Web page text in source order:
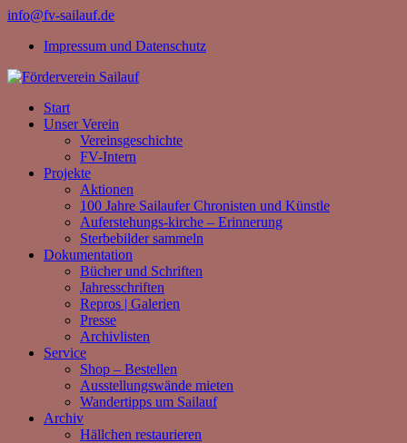
info@fv-sailauf.de
Impressum und Datenschutz
Start
Unser Verein
Vereinsgeschichte
FV-Intern
Projekte
Aktionen
100 Jahre Sailaufer Chronisten und Künstle
Auferstehungs-kirche – Erinnerung
Sterbebilder sammeln
Dokumentation
Bücher und Schriften
Jahresschriften
Repros | Galerien
Presse
Archivlisten
Service
Shop – Bestellen
Ausstellungswände mieten
Wandertipps um Sailauf
Archiv
Hällchen restaurieren